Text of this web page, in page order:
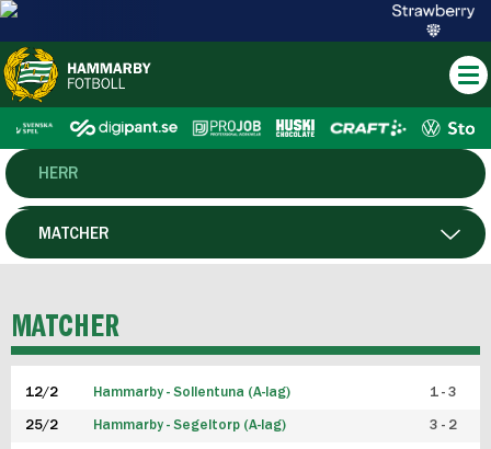
HERR
DAM
P19
F19
MATCHER
MATCHER
12/2 Hammarby - Sollentuna (A-lag) 1 - 3
25/2 Hammarby - Segeltorp (A-lag) 3 - 2